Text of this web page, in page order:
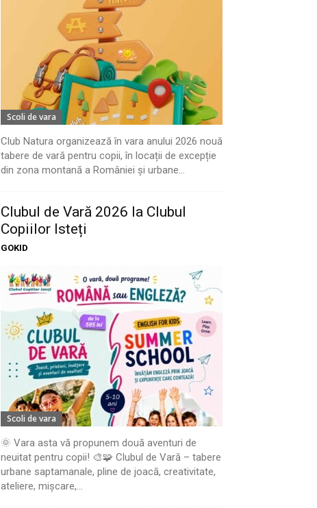
Scoli de vara
Club Natura organizează în vara anului 2026 nouă
tabere de vară pentru copii, în locații de excepție
din zona montană a României și urbane...
Clubul de Vară 2026 la Clubul
Copiilor Isteți
GOKID
Scoli de vara
🌞 Vara asta vă propunem două aventuri de
neuitat pentru copii! 🎨🧩 Clubul de Vară – tabere
urbane saptamanale, pline de joacă, creativitate,
ateliere, mișcare,...